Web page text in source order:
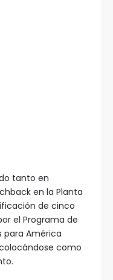
tanto en
en la Planta
de cinco
el Programa de
para América
como